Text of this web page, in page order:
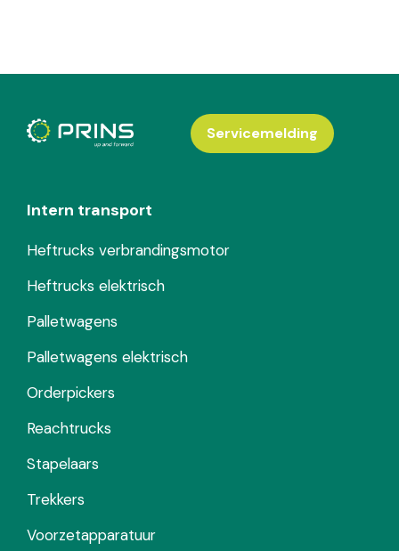
Intern transport
Heftrucks verbrandingsmotor
Heftrucks elektrisch
Palletwagens
Palletwagens elektrisch
Orderpickers
Reachtrucks
Stapelaars
Trekkers
Voorzetapparatuur
Servicemelding